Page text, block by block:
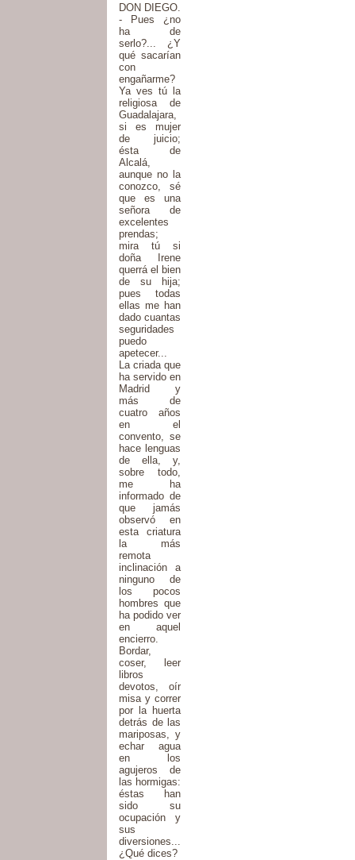
DON DIEGO.
- Pues ¿no
ha de
serlo?... ¿Y
qué sacarían
con
engañarme?
Ya ves tú la
religiosa de
Guadalajara,
si es mujer
de juicio;
ésta de
Alcalá,
aunque no la
conozco, sé
que es una
señora de
excelentes
prendas;
mira tú si
doña Irene
querrá el bien
de su hija;
pues todas
ellas me han
dado cuantas
seguridades
puedo
apetecer...
La criada que
ha servido en
Madrid y
más de
cuatro años
en el
convento, se
hace lenguas
de ella, y,
sobre todo,
me ha
informado de
que jamás
observó en
esta criatura
la más
remota
inclinación a
ninguno de
los pocos
hombres que
ha podido ver
en aquel
encierro.
Bordar,
coser, leer
libros
devotos, oír
misa y correr
por la huerta
detrás de las
mariposas, y
echar agua
en los
agujeros de
las hormigas:
éstas han
sido su
ocupación y
sus
diversiones...
¿Qué dices?